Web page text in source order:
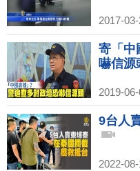
2017-
寄「中
嚇信源
2019-
9台人
2022-